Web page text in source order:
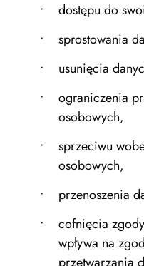
dostępu do
sprostowania
usunięcia
ograniczenia
osobowych,
sprzeciwu
osobowych,
przenoszenia
cofnięcia
wpływa na